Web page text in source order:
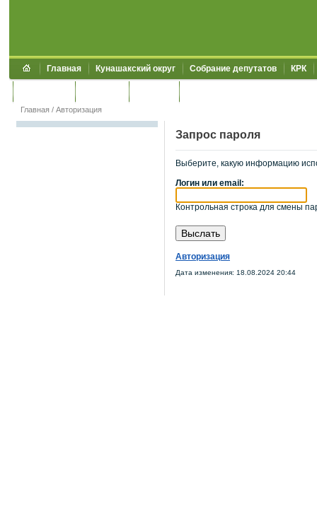
Главная Кунашакский округ Собрание депутатов КРК
Главная / Авторизация
Запрос пароля
Выберите, какую информацию
Логин или email:
Контрольная строка для смены
Авторизация
Дата изменения: 18.08.2024 20:44